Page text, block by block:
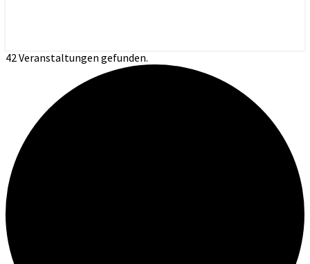
42 Veranstaltungen gefunden.